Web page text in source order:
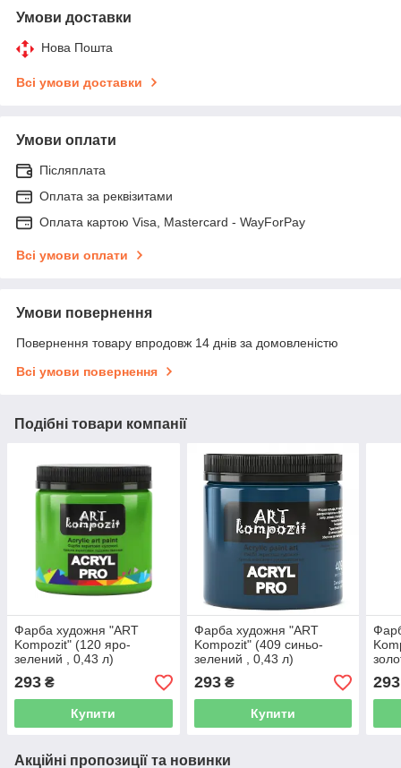
Умови доставки
Нова Пошта
Всі умови доставки
Умови оплати
Післяплата
Оплата за реквізитами
Оплата картою Visa, Mastercard - WayForPay
Всі умови оплати
Умови повернення
Повернення товару впродовж 14 днів за домовленістю
Всі умови повернення
Подібні товари компанії
Фарба художня "ART
Kompozit" (120 яро-
зелений , 0,43 л)
293 ₴
Купити
Фарба художня "ART
Kompozit" (409 синьо-
зелений , 0,43 л)
293₴
Купити
293
Акційні пропозиції та новинки